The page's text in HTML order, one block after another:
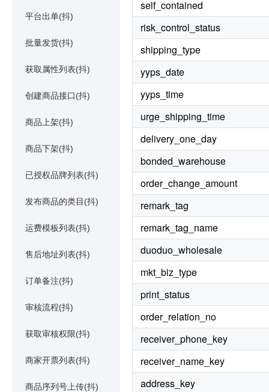
平台出单(抖)
批量发货(抖)
获取属性列表(抖)
创建商品接口(抖)
商品上架(抖)
商品下架(抖)
已授权品牌列表(抖)
发布商品的类目(抖)
运费模板列表(抖)
售后地址列表(抖)
订单备注(抖)
审核流程(抖)
获取审核权限(抖)
商家开票列表(抖)
商品序列号上传(抖)
self_contained
risk_control_status
shipping_type
yyps_date
yyps_time
urge_shipping_time
delivery_one_day
bonded_warehouse
order_change_amount
remark_tag
remark_tag_name
duoduo_wholesale
mkt_biz_type
print_status
order_relation_no
receiver_phone_key
receiver_name_key
address_key